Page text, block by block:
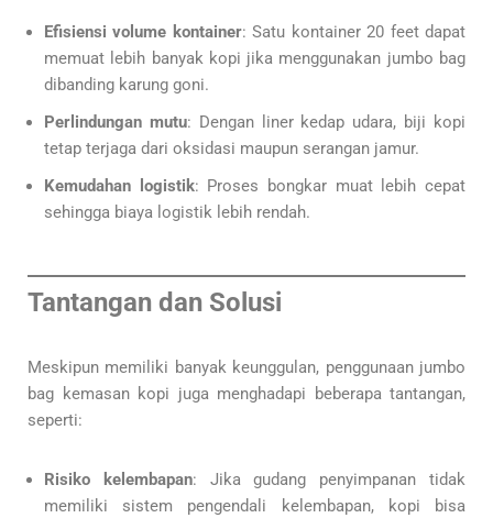
Efisiensi volume kontainer: Satu kontainer 20 feet dapat
memuat lebih banyak kopi jika menggunakan jumbo bag
dibanding karung goni.
Perlindungan mutu: Dengan liner kedap udara, biji kopi
tetap terjaga dari oksidasi maupun serangan jamur.
Kemudahan logistik: Proses bongkar muat lebih cepat
sehingga biaya logistik lebih rendah.
Tantangan dan Solusi
Meskipun memiliki banyak keunggulan, penggunaan jumbo
bag kemasan kopi juga menghadapi beberapa tantangan,
seperti:
Risiko kelembapan: Jika gudang penyimpanan tidak
memiliki sistem pengendali kelembapan, kopi bisa